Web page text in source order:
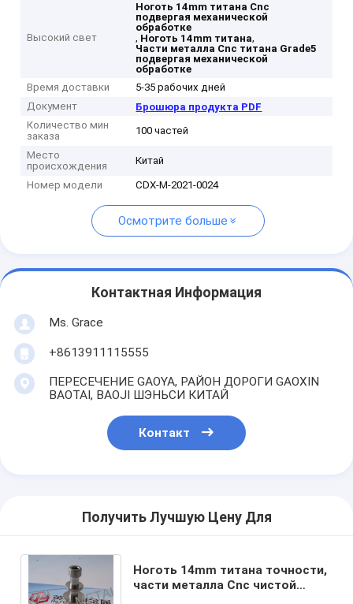
Высокий свет
Ноготь 14mm титана Cnc
подвергая механической
обработке
, Ноготь 14mm титана,
Части металла Cnc титана Grade5
подвергая механической
обработке
Время доставки
5-35 рабочих дней
Документ
Брошюра продукта PDF
Количество мин
заказа
100 частей
Место
происхождения
Китай
Номер модели CDX-M-2021-0024
Осмотрите больше
Контактная Информация
Ms. Grace
+8613911115555
ПЕРЕСЕЧЕНИЕ GAOYA, РАЙОН ДОРОГИ GAOXIN
BAOTAI, BAOJI ШЭНЬСИ КИТАЙ
Контакт
Получить Лучшую Цену Для
Ноготь 14mm титана точности,
части металла Cnc чистой